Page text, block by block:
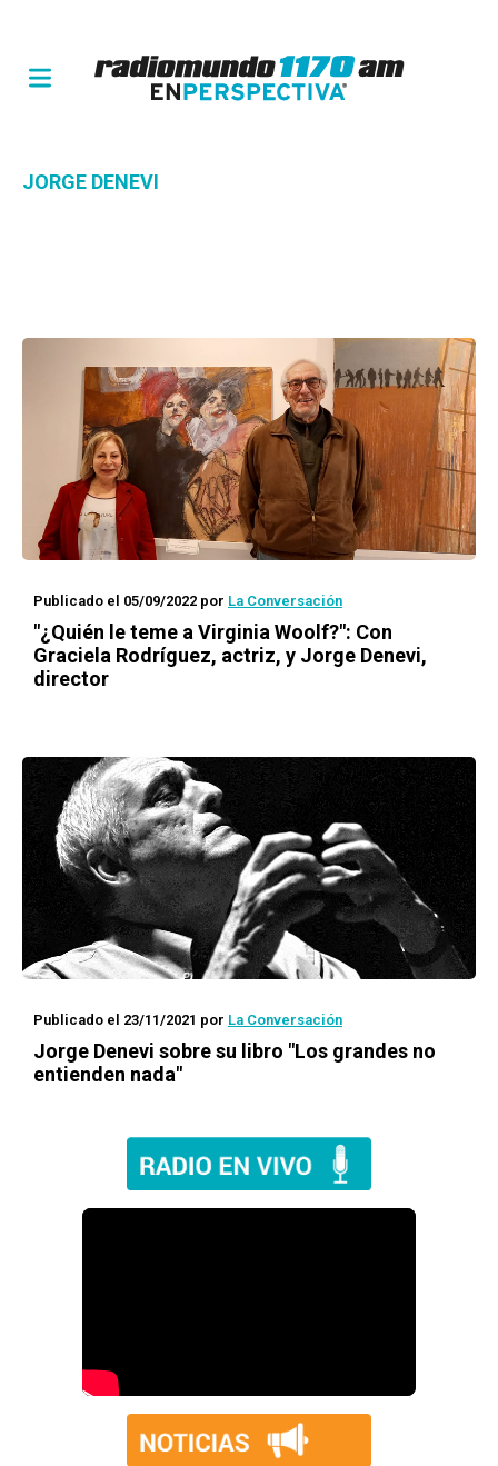
JORGE DENEVI
Publicado el 05/09/2022 por La Conversación
"¿Quién le teme a Virginia Woolf?": Con
Graciela Rodríguez, actriz, y Jorge Denevi,
director
Publicado el 23/11/2021 por La Conversación
Jorge Denevi sobre su libro "Los grandes no
entienden nada"